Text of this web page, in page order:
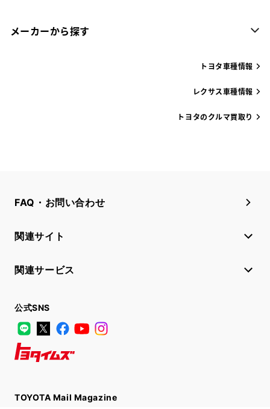
メーカーから探す
トヨタ車種情報
レクサス車種情報
トヨタのクルマ買取り
FAQ・お問い合わせ
関連サイト
関連サービス
公式SNS
LINE
X FacebookYouTube
TOYOTA Mail Magazine